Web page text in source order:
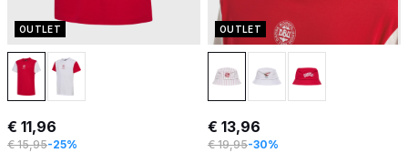
OUTLET
€ 11,96
€ 15,95-25%
OUTLET
€ 13,96
€ 19,95-30%